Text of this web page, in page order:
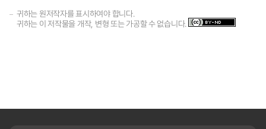
귀하는 원저작자를 표시하여야 합니다.
귀하는 이 저작물을 개작, 변형 또는 가공할 수 없습니다.